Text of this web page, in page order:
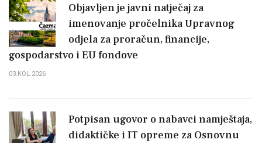
Objavljen je javni natječaj za
imenovanje pročelnika Upravnog
odjela za proračun, financije,
gospodarstvo i EU fondove
03.KOL.2026
Potpisan ugovor o nabavci namještaja,
didaktičke i IT opreme za Osnovnu